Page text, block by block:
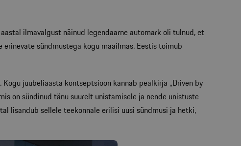
ilmavalgust näinud legendaarne automark oli tulnud, et
sündmustega kogu maailmas. Eestis toimub
juubeliaasta kontseptsioon kannab pealkirja „Driven by
on sündinud tänu suurelt unistamisele ja nende unistuste
lisandub sellele teekonnale erilisi uusi sündmusi ja hetki,